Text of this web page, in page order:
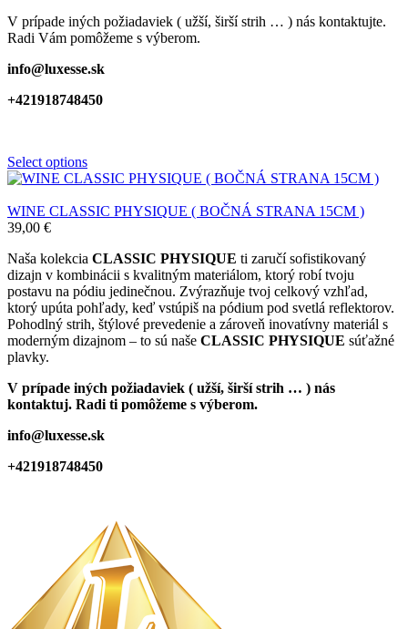
V prípade iných požiadaviek ( užší, širší strih … ) nás kontaktujte.
Radi Vám pomôžeme s výberom.
info@luxesse.sk
+421918748450
Select options
WINE CLASSIC PHYSIQUE ( BOČNÁ STRANA 15CM )
39,00 €
Naša kolekcia CLASSIC PHYSIQUE ti zaručí sofistikovaný
dizajn v kombinácii s kvalitným materiálom, ktorý robí tvoju
postavu na pódiu jedinečnou. Zvýrazňuje tvoj celkový vzhľad,
ktorý upúta pohľady, keď vstúpiš na pódium pod svetlá reflektorov.
Pohodlný strih, štýlové prevedenie a zároveň inovatívny materiál s
moderným dizajnom – to sú naše CLASSIC PHYSIQUE súťažné
plavky.
V prípade iných požiadaviek ( užší, širší strih … ) nás
kontaktuj. Radi ti pomôžeme s výberom.
info@luxesse.sk
+421918748450